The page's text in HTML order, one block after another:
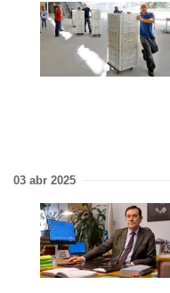
03 abr 2025